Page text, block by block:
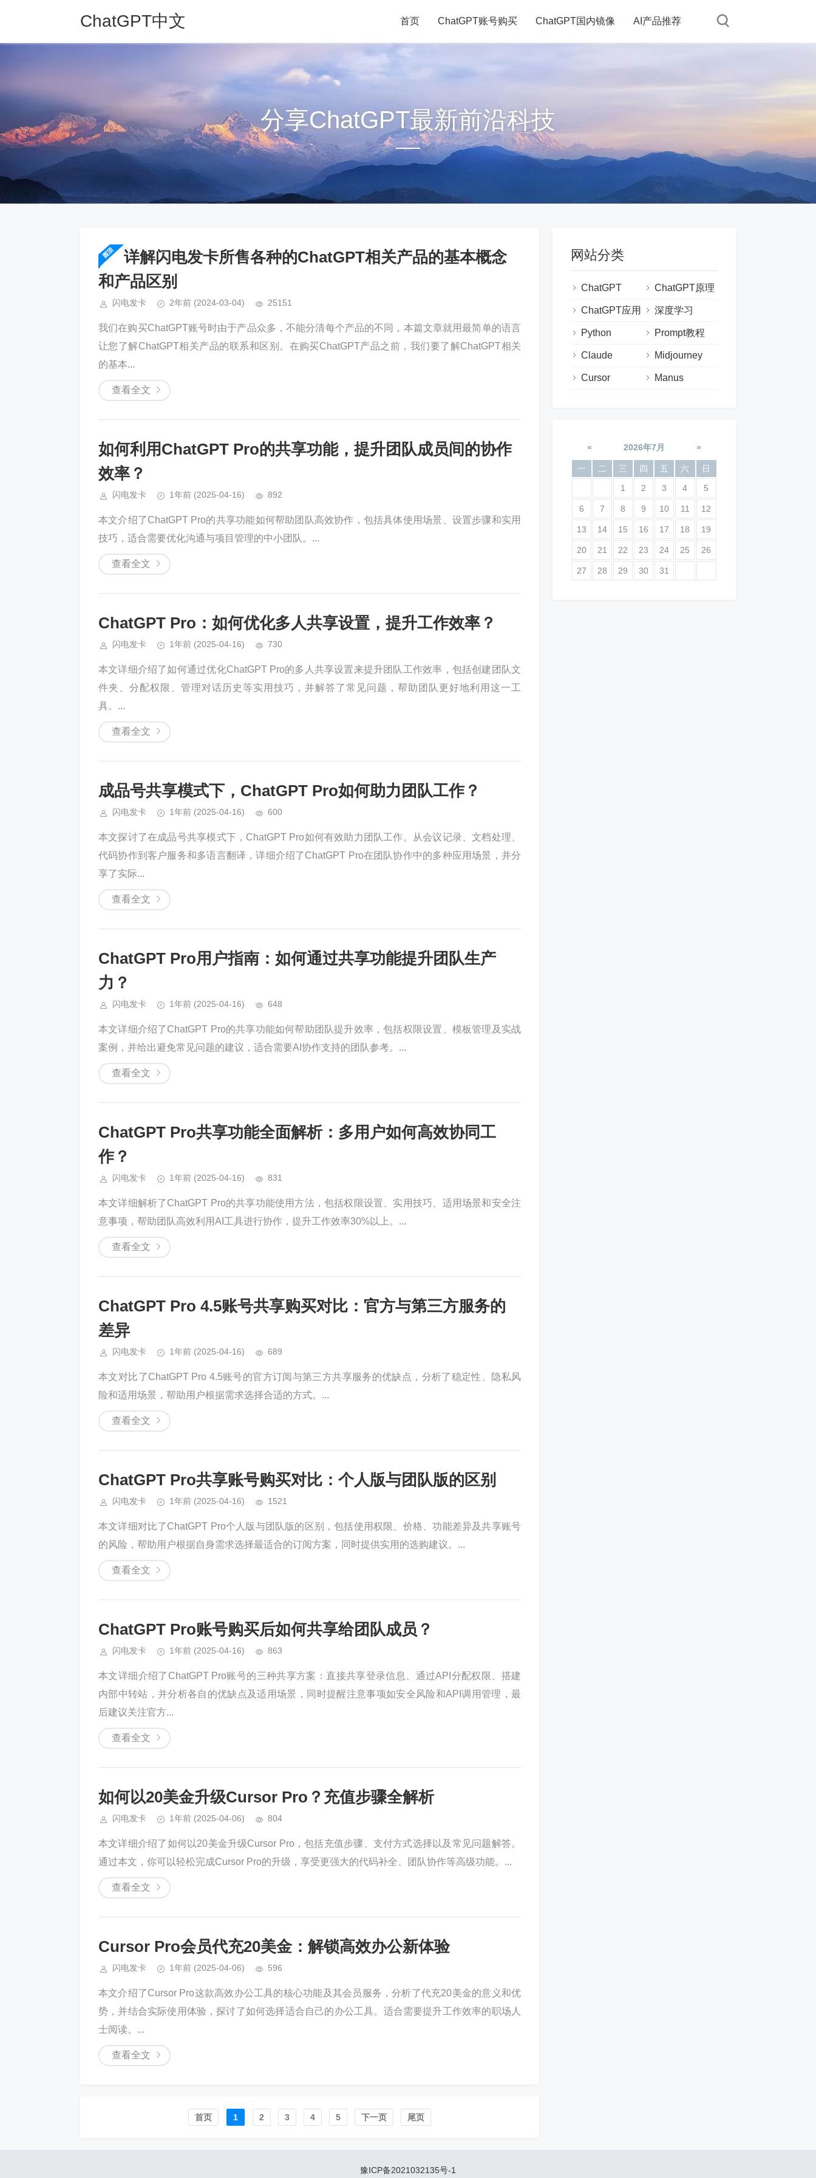
ChatGPT中文 首页 ChatGPT账号购买 ChatGPT国内镜像 AI产品推荐
分享ChatGPT最新前沿科技
详解闪电发卡所售各种的ChatGPT相关产品的基本概念
和产品区别
闪电发卡 2年前 (2024-03-04) 25151
我们在购买ChatGPT账号时由于产品众多，不能分清每个产品的不同，本篇文章就用最简单的语言
让您了解ChatGPT相关产品的联系和区别。在购买ChatGPT产品之前，我们要了解ChatGPT相关
的基本...
查看全文
如何利用ChatGPT Pro的共享功能，提升团队成员间的协作
效率？
闪电发卡 1年前 (2025-04-16) 892
本文介绍了ChatGPT Pro的共享功能如何帮助团队高效协作，包括具体使用场景、设置步骤和实用
技巧，适合需要优化沟通与项目管理的中小团队。...
查看全文
ChatGPT Pro：如何优化多人共享设置，提升工作效率？
闪电发卡 1年前 (2025-04-16) 730
本文详细介绍了如何通过优化ChatGPT Pro的多人共享设置来提升团队工作效率，包括创建团队文
件夹、分配权限、管理对话历史等实用技巧，并解答了常见问题，帮助团队更好地利用这一工
具。...
查看全文
成品号共享模式下，ChatGPT Pro如何助力团队工作？
闪电发卡 1年前 (2025-04-16) 600
本文探讨了在成品号共享模式下，ChatGPT Pro如何有效助力团队工作。从会议记录、文档处理、
代码协作到客户服务和多语言翻译，详细介绍了ChatGPT Pro在团队协作中的多种应用场景，并分
享了实际...
查看全文
ChatGPT Pro用户指南：如何通过共享功能提升团队生产
力？
闪电发卡 1年前 (2025-04-16) 648
本文详细介绍了ChatGPT Pro的共享功能如何帮助团队提升效率，包括权限设置、模板管理及实战
案例，并给出避免常见问题的建议，适合需要AI协作支持的团队参考。...
查看全文
ChatGPT Pro共享功能全面解析：多用户如何高效协同工
作？
闪电发卡 1年前 (2025-04-16) 831
本文详细解析了ChatGPT Pro的共享功能使用方法，包括权限设置、实用技巧、适用场景和安全注
意事项，帮助团队高效利用AI工具进行协作，提升工作效率30%以上。...
查看全文
ChatGPT Pro 4.5账号共享购买对比：官方与第三方服务的
差异
闪电发卡 1年前 (2025-04-16) 689
本文对比了ChatGPT Pro 4.5账号的官方订阅与第三方共享服务的优缺点，分析了稳定性、隐私风
险和适用场景，帮助用户根据需求选择合适的方式。...
查看全文
ChatGPT Pro共享账号购买对比：个人版与团队版的区别
闪电发卡 1年前 (2025-04-16) 1521
本文详细对比了ChatGPT Pro个人版与团队版的区别，包括使用权限、价格、功能差异及共享账号
的风险，帮助用户根据自身需求选择最适合的订阅方案，同时提供实用的选购建议。...
查看全文
ChatGPT Pro账号购买后如何共享给团队成员？
闪电发卡 1年前 (2025-04-16) 863
本文详细介绍了ChatGPT Pro账号的三种共享方案：直接共享登录信息、通过API分配权限、搭建
内部中转站，并分析各自的优缺点及适用场景，同时提醒注意事项如安全风险和API调用管理，最
后建议关注官方...
查看全文
如何以20美金升级Cursor Pro？充值步骤全解析
闪电发卡 1年前 (2025-04-06) 804
本文详细介绍了如何以20美金升级Cursor Pro，包括充值步骤、支付方式选择以及常见问题解答。
通过本文，你可以轻松完成Cursor Pro的升级，享受更强大的代码补全、团队协作等高级功能。...
查看全文
Cursor Pro会员代充20美金：解锁高效办公新体验
闪电发卡 1年前 (2025-04-06) 596
本文介绍了Cursor Pro这款高效办公工具的核心功能及其会员服务，分析了代充20美金的意义和优
势，并结合实际使用体验，探讨了如何选择适合自己的办公工具。适合需要提升工作效率的职场人
士阅读。...
查看全文
首页️ 1 2 3 4 5 下一页 尾页
网站分类
ChatGPT ChatGPT原理
ChatGPT应用 深度学习
Python Prompt教程
Claude Midjourney
Cursor Manus
« 2026年7月 »
一 二 三 四 五 六
日
1
2 3 4 5
6 7 8 9 10 11 12
13 14 15 16 17 18 19
20 21 22 23 24 25 26
27 28 29 30 31
豫ICP备2021032135号-1